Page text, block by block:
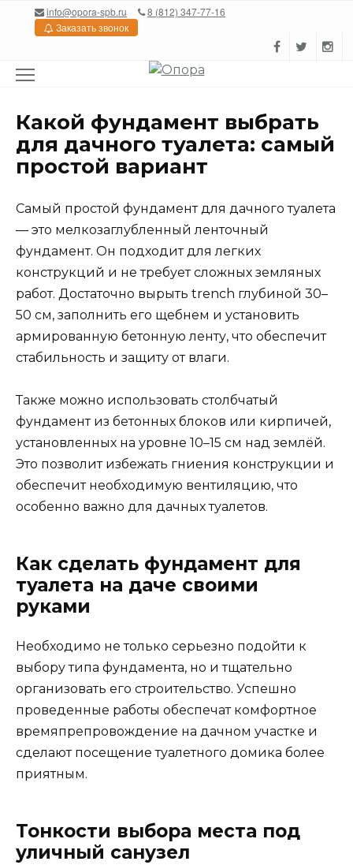
Перейтиinfo@opora-spb.ru
8 (812) 347-77-16
Заказать звонок
Какой фундамент выбрать
для дачного туалета: самый
простой вариант
Самый простой фундамент для дачного туалета
— это мелкозаглубленный ленточный
фундамент. Он подходит для легких
конструкций и не требует сложных земляных
работ. Достаточно вырыть trench глубиной 30–
50 см, заполнить его щебнем и установить
армированную бетонную ленту, что обеспечит
стабильность и защиту от влаги.
Также можно использовать столбчатый
фундамент из бетонных блоков или кирпичей,
установленных на уровне 10–15 см над землёй.
Это позволит избежать гниения конструкции и
обеспечит необходимую вентиляцию, что
особенно важно для дачных туалетов.
Как сделать фундамент для
туалета на даче своими
руками
Необходимо не только серьезно подойти к
выбору типа фундамента, но и тщательно
организовать его строительство. Успешно
проведенные работы обеспечат комфортное
времяпрепровождение на дачном участке и
сделают посещение туалетного домика более
приятным.
Тонкости выбора места под
уличный санузел